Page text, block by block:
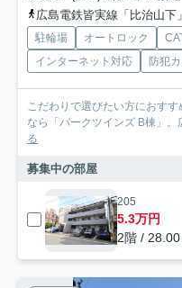
広島電鉄皆実線「比治山下
駐輪場 オートロック
インターネット対応
防犯
こだわりで選びたい方におす
なら「パークツインズ B棟」
る
募集中の部屋
205
5.3万円
2階 /